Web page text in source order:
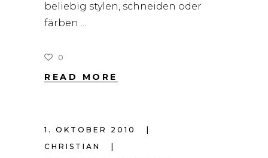
beliebig stylen, schneiden oder
färben
0
READ MORE
1. OKTOBER 2010
CHRISTIAN